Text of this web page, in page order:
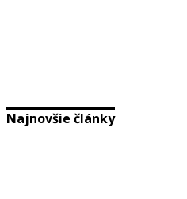
Najnovšie články